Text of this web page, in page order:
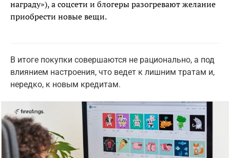
награду»), а соцсети и блогеры разогревают желание
приобрести новые вещи.
В итоге покупки совершаются не рационально, а под
влиянием настроения, что ведет к лишним тратам и,
нередко, к новым кредитам.